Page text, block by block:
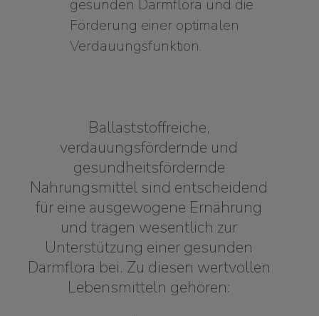
gesunden Darmflora und die
Förderung einer optimalen
Verdauungsfunktion.
Ballaststoffreiche,
verdauungsfördernde und
gesundheitsfördernde
Nahrungsmittel sind entscheidend
für eine ausgewogene Ernährung
und tragen wesentlich zur
Unterstützung einer gesunden
Darmflora bei. Zu diesen wertvollen
Lebensmitteln gehören: